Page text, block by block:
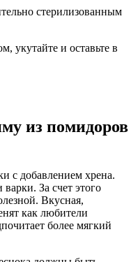
стерилизованным
укутайте и оставьте в
из помидоров
с добавлением хрена.
За счет этого
Вкусная,
как любители
более мягкий